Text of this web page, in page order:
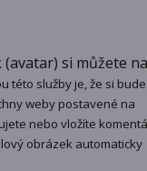
si můžete
této služby je, že si
weby postavené na
nebo vložíte
obrázek automaticky